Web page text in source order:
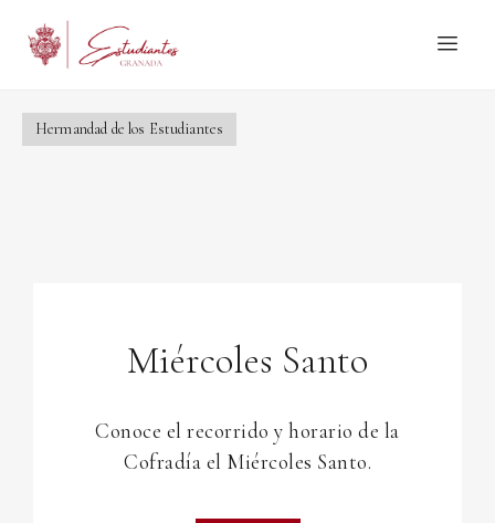
Hermandad de los Estudiantes
Miércoles Santo
Conoce el recorrido y horario de la
Cofradía el Miércoles Santo.